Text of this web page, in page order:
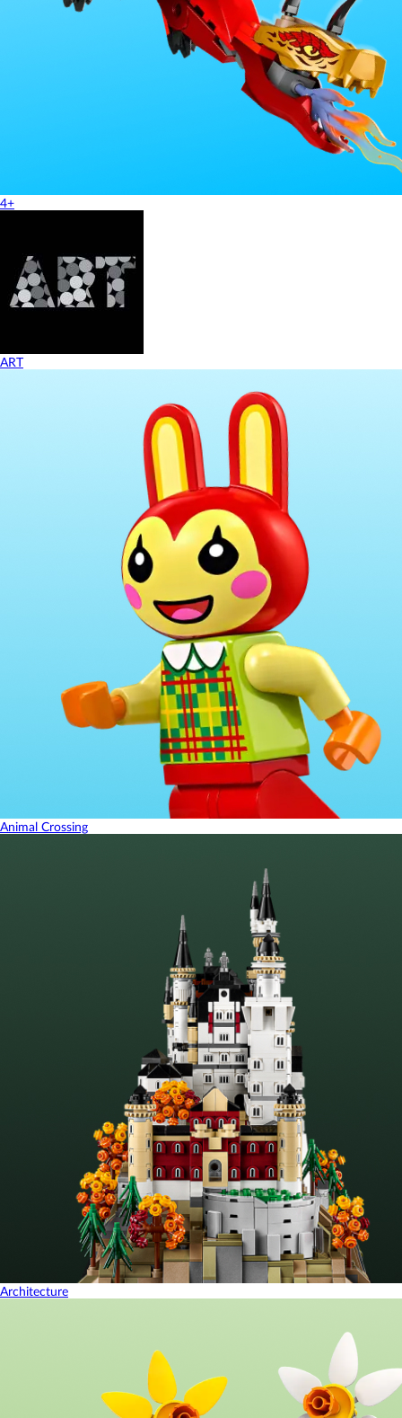
4+
ART
Animal Crossing
Architecture